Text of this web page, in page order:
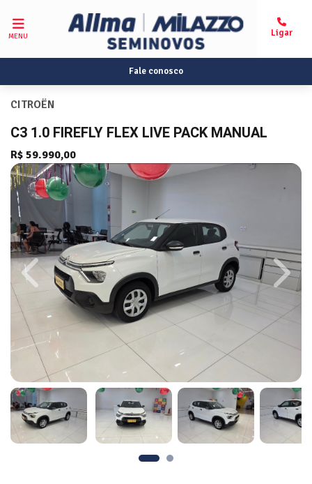
MENU
Fale conosco
CITROËN
C3 1.0 FIREFLY FLEX LIVE PACK MANUAL
R$ 59.990,00
Previous Next